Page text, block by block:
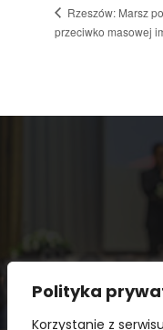
Polityka
Korzystanie z
Rzeszów: Marsz
przeciwko masowej